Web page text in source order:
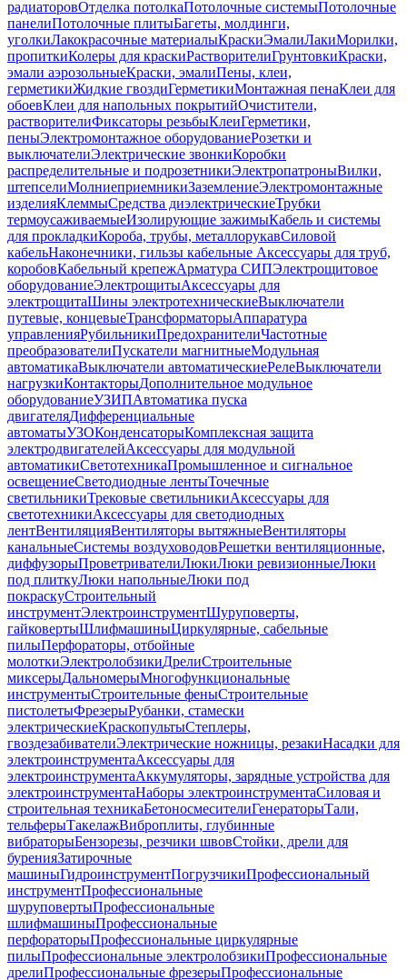
радиаторовОтделка потолкаПотолочные системыПотолочные
панелиПотолочные плитыБагеты, молдинги,
уголкиЛакокрасочные материалыКраскиЭмалиЛакиМорилки,
пропиткиКолеры для краскиРастворителиГрунтовкиКраски,
эмали аэрозольныеКраски, эмалиПены, клеи,
герметикиЖидкие гвоздиГерметикиМонтажная пенаКлеи для
обоевКлеи для напольных покрытийОчистители,
растворителиФиксаторы резьбыКлеиГерметики,
пеныЭлектромонтажное оборудованиеРозетки и
выключателиЭлектрические звонкиКоробки
распределительные и подрозетникиЭлектропатроныВилки,
штепселиМолниеприемникиЗаземлениеЭлектромонтажные
изделияКлеммыСредства диэлектрическиеТрубки
термоусаживаемыеИзолирующие зажимыКабель и системы
для прокладкиКороба, трубы, металлорукавСиловой
кабельНаконечники, гильзы кабельные Аксессуары для труб,
коробовКабельный крепежАрматура СИПЭлектрощитовое
оборудованиеЭлектрощитыАксессуары для
электрощитаШины электротехническиеВыключатели
путевые, концевыеТрансформаторыАппаратура
управленияРубильникиПредохранителиЧастотные
преобразователиПускатели магнитныеМодульная
автоматикаВыключатели автоматическиеРелеВыключатели
нагрузкиКонтакторыДополнительное модульное
оборудованиеУЗИПАвтоматика пуска
двигателяДифференциальные
автоматыУЗОКонденсаторыКомплексная защита
электродвигателейАксессуары для модульной
автоматикиСветотехникаПромышленное и сигнальное
освещениеСветодиодные лентыТочечные
светильникиТрековые светильникиАксессуары для
светотехникиАксессуары для светодиодных
лентВентиляцияВентиляторы вытяжныеВентиляторы
канальныеСистемы воздуховодовРешетки вентиляционные,
диффузорыПроветривателиЛюкиЛюки ревизионныеЛюки
под плиткуЛюки напольныеЛюки под
покраскуСтроительный
инструментЭлектроинструментШуруповерты,
гайковертыШлифмашиныЦиркулярные, сабельные
пилыПерфораторы, отбойные
молоткиЭлектролобзикиДрелиСтроительные
миксерыДальномерыМногофункциональные
инструментыСтроительные феныСтроительные
пистолетыФрезерыРубанки, стамески
электрическиеКраскопультыСтеплеры,
гвоздезабивателиЭлектрические ножницы, резакиНасадки для
электроинструментаАксессуары для
электроинструментаАккумуляторы, зарядные устройства для
электроинструментаНаборы электроинструментаСиловая и
строительная техникаБетоносмесителиГенераторыТали,
тельферыТакелажВиброплиты, глубинные
вибраторыБензорезы, резчики швовСтойки, дрели для
буренияЗатирочные
машиныГидроинструментПогрузчикиПрофессиональный
инструментПрофессиональные
шуруповертыПрофессиональные
шлифмашиныПрофессиональные
перфораторыПрофессиональные циркулярные
пилыПрофессиональные электролобзикиПрофессиональные
дрелиПрофессиональные фрезерыПрофессиональные